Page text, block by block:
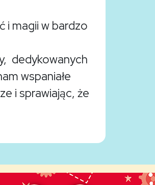
i magii w bardzo
dedykowanych
wspaniałe
i sprawiając, że